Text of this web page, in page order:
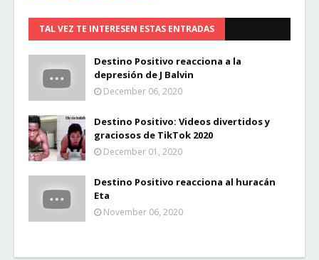
TAL VEZ TE INTERESEN ESTAS ENTRADAS
Destino Positivo reacciona a la
depresión de J Balvin
December 06, 2020
Destino Positivo: Videos divertidos y
graciosos de TikTok 2020
December 01, 2020
Destino Positivo reacciona al huracán
Eta
November 06, 2020